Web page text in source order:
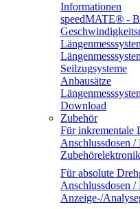
Informationen
speedMATE® -
Seilzugsysteme
Anbausätze
Download
Zubehör
Für inkrementale
Anschlussdosen
Zubehörelektronik
Für absolute
Anschlussdosen
Anzeige-/